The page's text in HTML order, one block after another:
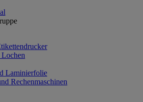
Laminierfolie
Rechenmaschinen